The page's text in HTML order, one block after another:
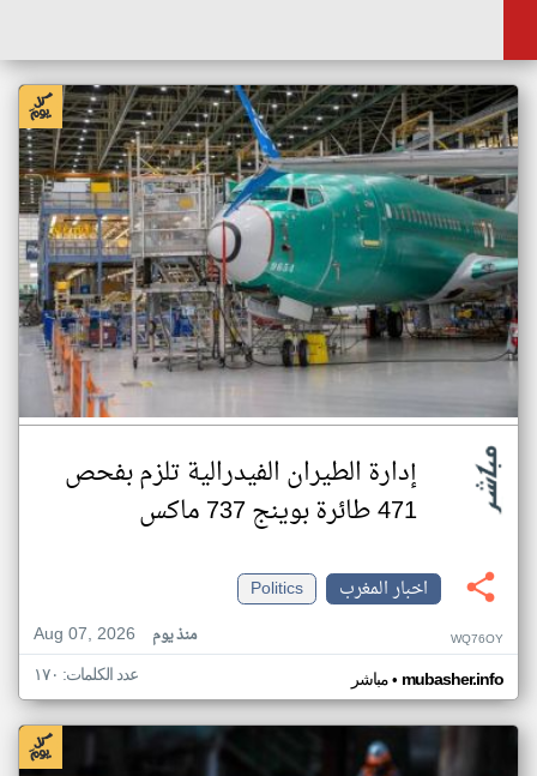
إدارة الطيران الفيدرالية تلزم بفحص
471 طائرة بوينج 737 ماكس
اخبار المغرب
Politics
Aug 07, 2026
منذ يوم WQ76OY
مباشر• mubasher.info عدد الكلمات: ١٧٠